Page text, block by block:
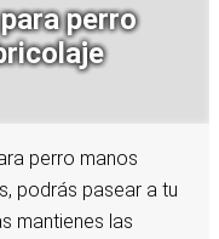
perro
perro manos
podrás pasear a tu
mantienes las